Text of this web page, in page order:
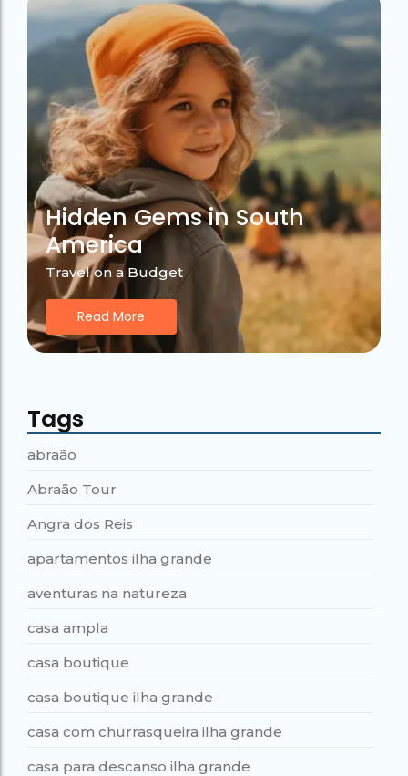
Hidden Gems in South
America
Travel on a Budget
Read More
Tags
abraão
Abraão Tour
Angra dos Reis
apartamentos ilha grande
aventuras na natureza
casa ampla
casa boutique
casa boutique ilha grande
casa com churrasqueira ilha grande
casa para descanso ilha grande